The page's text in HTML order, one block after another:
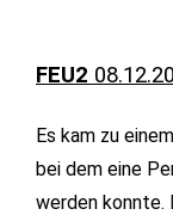
FEU2
Es kam zu
bei dem eine
werden konnte.